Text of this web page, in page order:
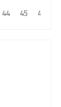
44 45 46